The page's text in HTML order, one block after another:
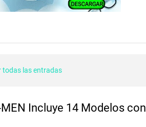
todas las entradas
Incluye 14 Modelos con